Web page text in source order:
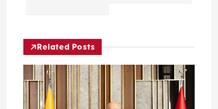
n
m
Related Posts